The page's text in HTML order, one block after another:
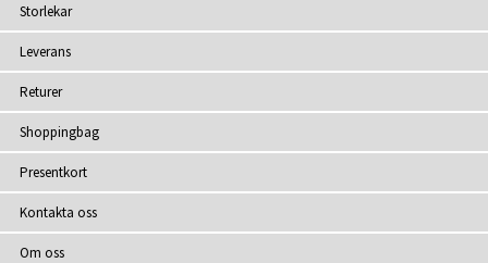
Storlekar
Leverans
Returer
Shoppingbag
Presentkort
Kontakta oss
Om oss